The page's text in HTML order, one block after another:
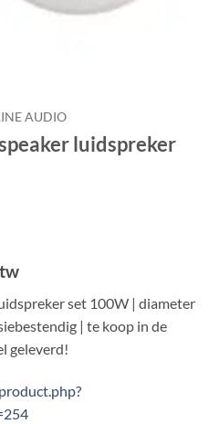
AUDIO
luidspreker
set 100W | diameter
| te koop in de
geleverd!